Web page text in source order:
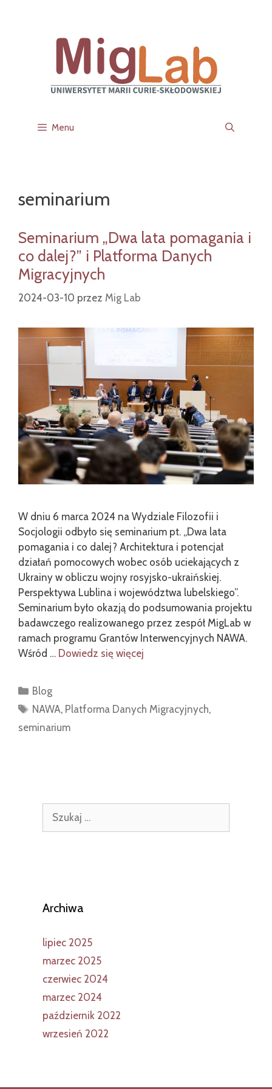
Menu
seminarium
Seminarium „Dwa lata pomagania i
co dalej?” i Platforma Danych
Migracyjnych
2024-03-10 przez Mig Lab
W dniu 6 marca 2024 na Wydziale Filozofii i
Socjologii odbyło się seminarium pt. „Dwa lata
pomagania i co dalej? Architektura i potencjał
działań pomocowych wobec osób uciekających z
Ukrainy w obliczu wojny rosyjsko-ukraińskiej.
Perspektywa Lublina i województwa lubelskiego”.
Seminarium było okazją do podsumowania projektu
badawczego realizowanego przez zespół MigLab w
ramach programu Grantów Interwencyjnych NAWA.
Wśród … Dowiedz się więcej
Kategorie
Blog
Tagi
NAWA, Platforma Danych Migracyjnych,
seminarium
Szukaj:
Archiwa
lipiec 2025
marzec 2025
czerwiec 2024
marzec 2024
październik 2022
wrzesień 2022